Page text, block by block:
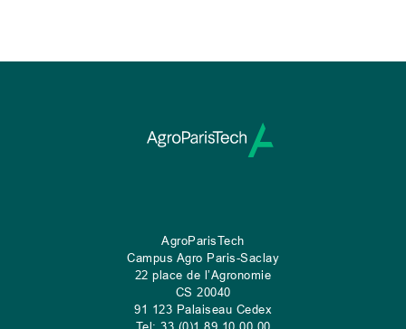
AgroParisTech
Campus Agro Paris-Saclay
22 place de l’Agronomie
CS 20040
91 123 Palaiseau Cedex